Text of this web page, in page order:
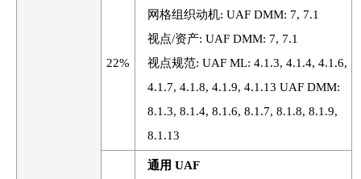
22%
网格组织动机: UAF DMM: 7, 7.1
视点/资产: UAF DMM: 7, 7.1
视点规范: UAF ML: 4.1.3, 4.1.4, 4.1.6,
4.1.7, 4.1.8, 4.1.9, 4.1.13 UAF DMM:
8.1.3, 8.1.4, 8.1.6, 8.1.7, 8.1.8, 8.1.9,
8.1.13
通用 UAF